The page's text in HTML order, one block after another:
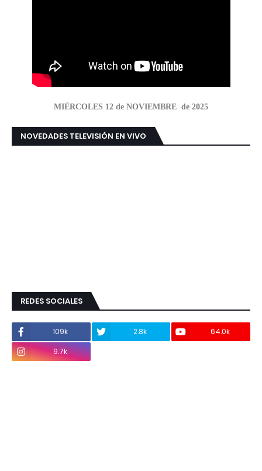
MIÉRCOLES 12 de NOVIEMBRE de 2025
NOVEDADES TELEVISIÓN EN VIVO
REDES SOCIALES
109k 2.8k
64.0k
9.7k